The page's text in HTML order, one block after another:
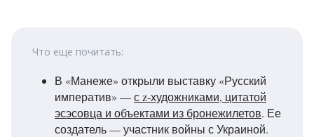
Что еще почитать:
В «Манеже» открыли выставку «Русский
императив» —с z-художниками, цитатой
эсэсовца и объектами из бронежилетов. Ее
создатель — участник войны с Украиной.